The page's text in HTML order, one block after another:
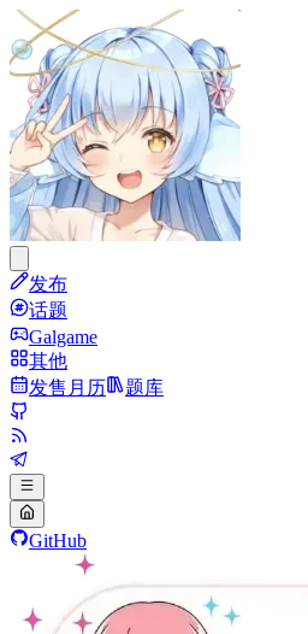
发布
话题
Galgame
其他
发售月历
题库
GitHub